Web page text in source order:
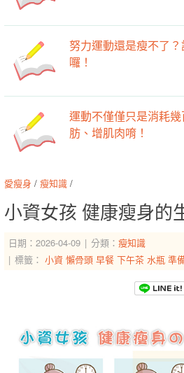
努力運動還是瘦不了
囉！
運動不僅僅只是消耗
肪、增肌肉唷！
愛瘦身 / 瘦知識 /
小資女孩 健康瘦身的
日期：2026-04-09 分類： 瘦知識
標籤： 小資 懶骨頭 早餐 下午茶 水瓶 準